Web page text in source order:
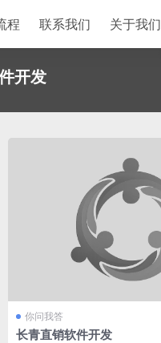
程 联系我们 关于我们
开发
你问我答
长青直销软件开发